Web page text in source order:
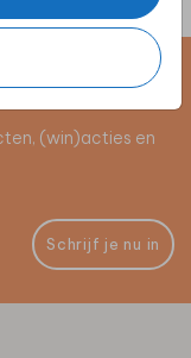
(win)acties en
Schrijf je nu in